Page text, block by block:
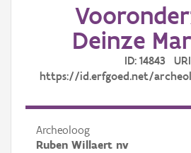
Deinze
ID: 14843
https://id.erfgoed.net/
Archeoloog
Ruben Willaert nv